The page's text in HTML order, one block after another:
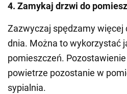
4. Zamykaj drzwi do
Zazwyczaj spędzamy
dnia. Można to wykorzystać
pomieszczeń.
powietrze pozostanie w
sypialnia.